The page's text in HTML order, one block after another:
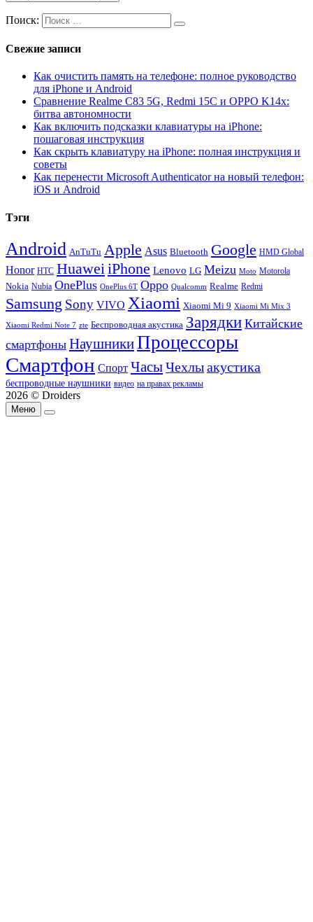
Поиск:
Свежие записи
Как очистить память на телефоне: полное руководство
для iPhone и Android
Сравнение Realme C83 5G, Redmi 15C и OPPO K14x:
битва автономности
Как включить подсказки клавиатуры на iPhone:
пошаговая инструкция
Как скрыть клавиатуру на iPhone: полная инструкция и
советы
Как перенести Microsoft Authenticator на новый телефон:
iOS и Android
Тэги
Android AnTuTu Apple Asus Bluetooth Google HMD Global
Honor HTC HuaweiiPhone Lenovo LG Meizu Moto Motorola
Nokia Nubia OnePlus OnePlus 6T Oppo Qualcomm Realme Redmi
Samsung Sony VIVO Xiaomi Xiaomi Mi 9 Xiaomi Mi Mix 3
Xiaomi Redmi Note 7 zte Беспроводная акустика Зарядки Китайские
смартфоны НаушникиПроцессоры
Смартфон Спорт ЧасыЧехлыакустика
беспроводные наушники видео на правах рекламы
2026 © Droiders
Меню